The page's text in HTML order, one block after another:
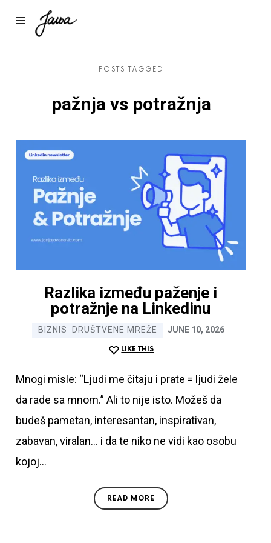
Janja
POSTS TAGGED
pažnja vs potražnja
Razlika između paženje i
potražnje na Linkedinu
BIZNIS DRUŠTVENE MREŽE JUNE 10, 2026
LIKE THIS
Mnogi misle: “Ljudi me čitaju i prate = ljudi žele
da rade sa mnom.” Ali to nije isto. Možeš da
budeš pametan, interesantan, inspirativan,
zabavan, viralan… i da te niko ne vidi kao osobu
kojoj…
READ MORE
Preuzmi dokument
grešaka na Linkedinu
Ime i prezime